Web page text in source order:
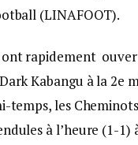
(LINAFOOT).
ont rapidement
Kabangu à la 2e
temps, les
à l’heure (1-1)